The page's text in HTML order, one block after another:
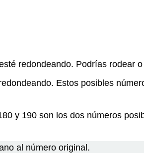
redondeando. Podrías rodear
Estos posibles
y 190 son los dos números
al número original.